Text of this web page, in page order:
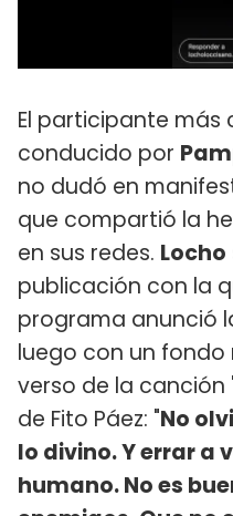
El participante
conducido por
no dudó en
que compartió la
en sus redes. Locho
publicación con la
programa anunció
luego con un
verso de la canción
de Fito Páez: "No
lo divino. Y errar a
humano. No es